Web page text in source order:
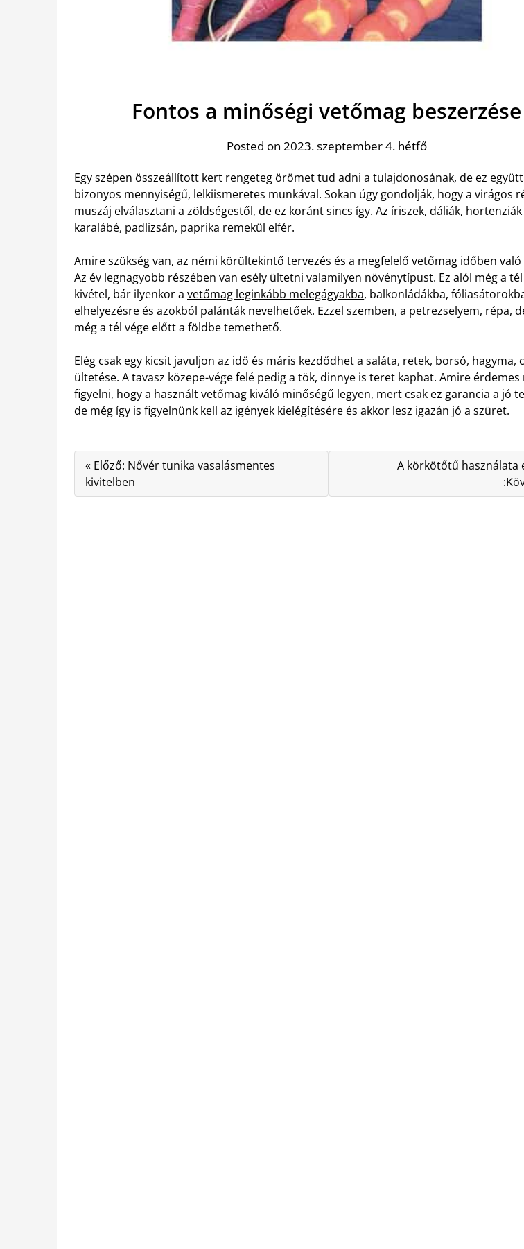
Fontos a minőségi vetőmag beszerzése
Posted on 2023. szeptember 4. hétfő
Egy szépen összeállított kert rengeteg örömet tud adni a tulajdonosának, de ez
bizonyos mennyiségű, lelkiismeretes munkával. Sokan úgy gondolják, hogy a virágos
muszáj elválasztani a zöldségestől, de ez koránt sincs így. Az íriszek, dáliák,
karalábé, padlizsán, paprika remekül elfér.
Amire szükség van, az némi körültekintő tervezés és a megfelelő vetőmag időben való
Az év legnagyobb részében van esély ültetni valamilyen növénytípust. Ez alól még a
kivétel, bár ilyenkor a vetőmag leginkább melegágyakba, balkonládákba,
elhelyezésre és azokból palánták nevelhetőek. Ezzel szemben, a petrezselyem, répa,
még a tél vége előtt a földbe temethető.
Elég csak egy kicsit javuljon az idő és máris kezdődhet a saláta, retek, borsó, hagyma,
ültetése. A tavasz közepe-vége felé pedig a tök, dinnye is teret kaphat. Amire
figyelni, hogy a használt vetőmag kiváló minőségű legyen, mert csak ez garancia a jó
de még így is figyelnünk kell az igények kielégítésére és akkor lesz igazán jó a szüret.
« Előző: Nővér tunika vasalásmentes
kivitelben
A körkötőtű használata